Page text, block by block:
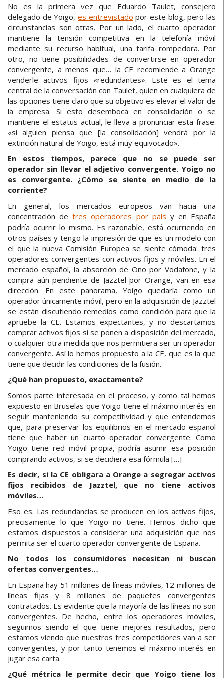
No es la primera vez que Eduardo Taulet, consejero
delegado de Yoigo, es entrevistado por este blog, pero las
circunstancias son otras. Por un lado, el cuarto operador
mantiene la tensión competitiva en la telefonía móvil
mediante su recurso habitual, una tarifa rompedora. Por
otro, no tiene posibilidades de convertirse en operador
convergente, a menos que… la CE recomiende a Orange
venderle activos fijos «redundantes». Este es el tema
central de la conversación con Taulet, quien en cualquiera de
las opciones tiene claro que su objetivo es elevar el valor de
la empresa. Si esto desemboca en consolidación o se
mantiene el estatus actual, le lleva a pronunciar esta frase:
«si alguien piensa que [la consolidación] vendrá por la
extinción natural de Yoigo, está muy equivocado».
En estos tiempos, parece que no se puede ser
operador sin llevar el adjetivo convergente. Yoigo no
es convergente. ¿Cómo se siente en medio de la
corriente?
En general, los mercados europeos van hacia una
concentración detres operadores por país y en España
podría ocurrir lo mismo. Es razonable, está ocurriendo en
otros países y tengo la impresión de que es un modelo con
el que la nueva Comisión Europea se siente cómoda: tres
operadores convergentes con activos fijos y móviles. En el
mercado español, la absorción de Ono por Vodafone, y la
compra aún pendiente de Jazztel por Orange, van en esa
dirección. En este panorama, Yoigo quedaría como un
operador únicamente móvil, pero en la adquisición de Jazztel
se están discutiendo remedios como condición para que la
apruebe la CE. Estamos expectantes, y no descartamos
comprar activos fijos si se ponen a disposición del mercado,
o cualquier otra medida que nos permitiera ser un operador
convergente. Así lo hemos propuesto a la CE, que es la que
tiene que decidir las condiciones de la fusión.
¿Qué han propuesto, exactamente?
Somos parte interesada en el proceso, y como tal hemos
expuesto en Bruselas que Yoigo tiene el máximo interés en
seguir manteniendo su competitividad y que entendemos
que, para preservar los equilibrios en el mercado español
tiene que haber un cuarto operador convergente. Como
Yoigo tiene red móvil propia, podría asumir esa posición
comprando activos, si se decidiera esa fórmula […]
Es decir, si la CE obligara a Orange a segregar activos
fijos recibidos de Jazztel, que no tiene activos
móviles…
Eso es. Las redundancias se producen en los activos fijos,
precisamente lo que Yoigo no tiene. Hemos dicho que
estamos dispuestos a considerar una adquisición que nos
permita ser el cuarto operador convergente de España.
No todos los consumidores necesitan ni buscan
ofertas convergentes…
En España hay 51 millones de líneas móviles, 12 millones de
líneas fijas y 8 millones de paquetes convergentes
contratados. Es evidente que la mayoría de las líneas no son
convergentes. De hecho, entre los operadores móviles,
seguimos siendo el que tiene mejores resultados, pero
estamos viendo que nuestros tres competidores van a ser
convergentes, y por tanto tenemos el máximo interés en
jugar esa carta.
¿Qué métrica le permite decir que Yoigo tiene los